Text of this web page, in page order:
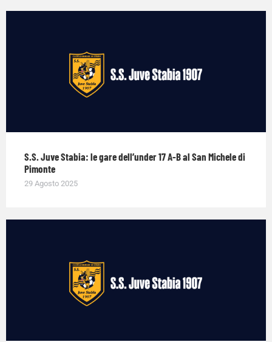
S.S. Juve Stabia: le gare dell’under 17 A-B al San Michele di
Pimonte
29 Agosto 2025